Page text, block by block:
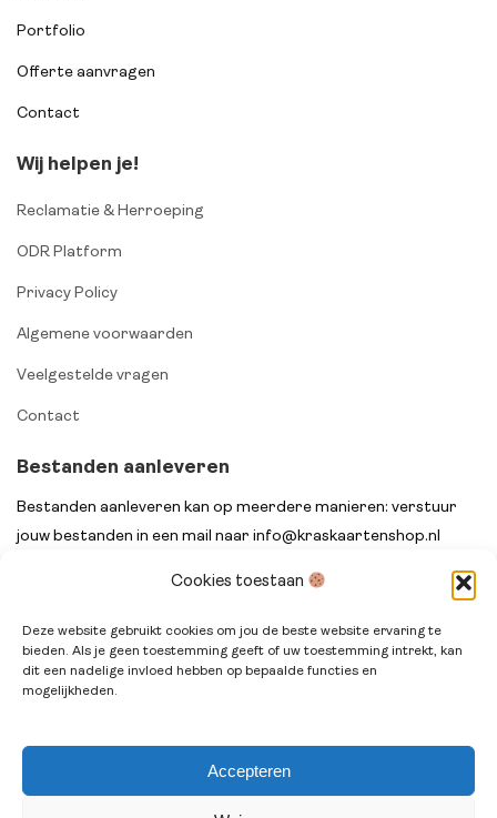
Cookies toestaan
Deze website gebruikt cookies om jou de beste website ervaring te
bieden. Als je geen toestemming geeft of uw toestemming intrekt, kan
dit een nadelige invloed hebben op bepaalde functies en
mogelijkheden.
Accepteren
Portfolio
Offerte aanvragen
Contact
Wij helpen je!
Reclamatie & Herroeping
ODR Platform
Privacy Policy
Algemene voorwaarden
Veelgestelde vragen
Contact
Bestanden aanleveren
Bestanden aanleveren kan op meerdere manieren: verstuur
jouw bestanden in een mail naar info@kraskaartenshop.nl
WeTransfer.
© Kraskaartenshop.nl 2014 - 2026. All rights reserved.